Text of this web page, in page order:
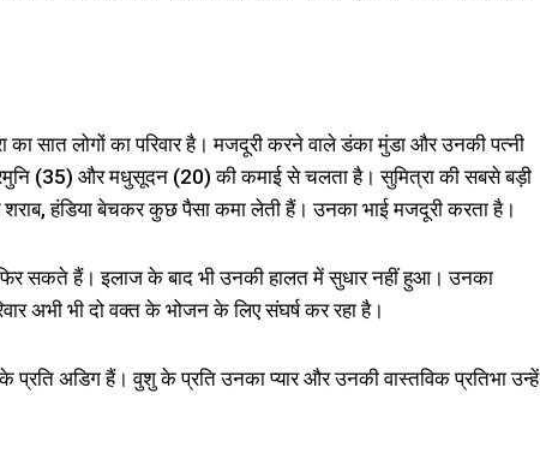
सात लोगों का परिवार है। मजदूरी करने वाले डंका मुंडा और उनकी पत्नी
(35) और मधुसूदन (20) की कमाई से चलता है। सुमित्रा की सबसे बड़ी
शराब, हंडिया बेचकर कुछ पैसा कमा लेती हैं। उनका भाई मजदूरी करता है।
सकते हैं। इलाज के बाद भी उनकी हालत में सुधार नहीं हुआ। उनका
अभी भी दो वक्त के भोजन के लिए संघर्ष कर रहा है।
अडिग हैं। वुशु के प्रति उनका प्यार और उनकी वास्तविक प्रतिभा उन्हें